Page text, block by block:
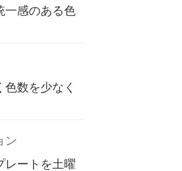
一感のある色
数を少なく
ン
レートを土曜